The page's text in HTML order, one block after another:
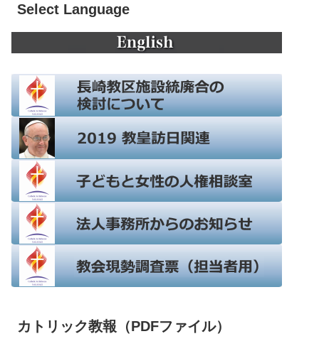
Select Language
カトリック教報（PDFファイル）